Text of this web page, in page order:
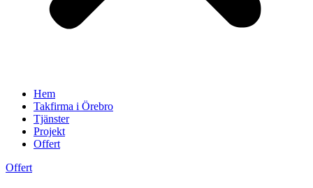
Hem
Takfirma i Örebro
Tjänster
Projekt
Offert
Offert